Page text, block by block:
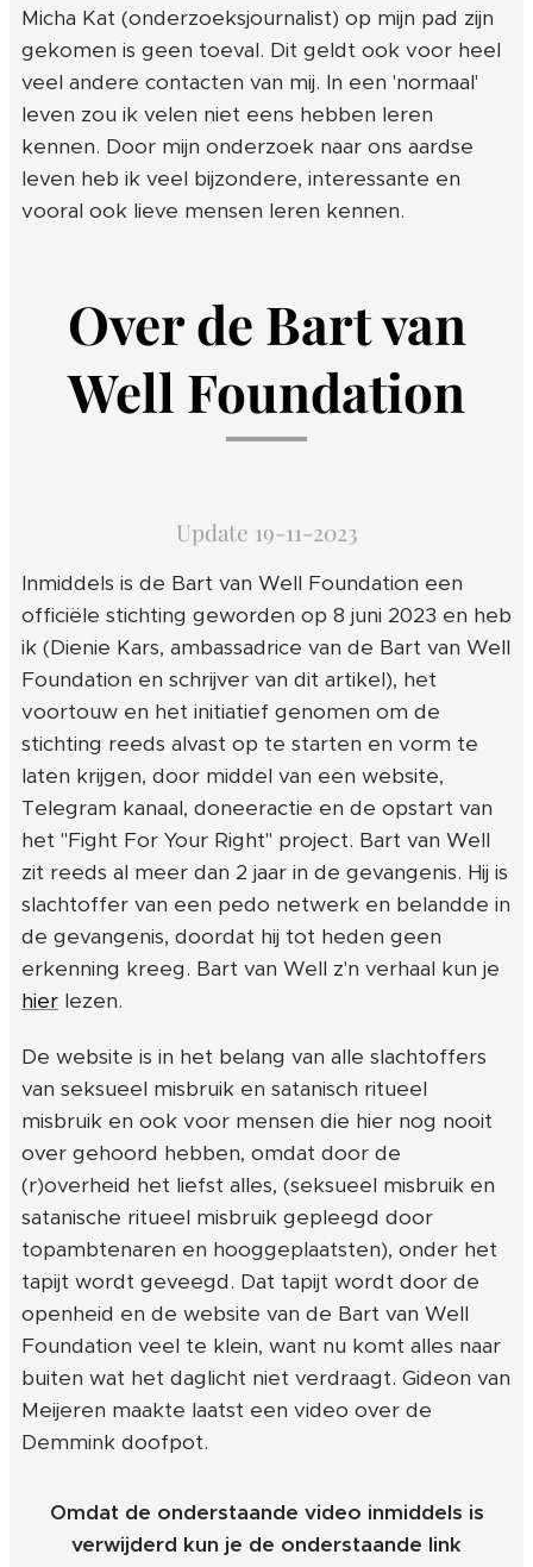
Micha Kat (onderzoeksjournalist) op mijn pad zijn
gekomen is geen toeval. Dit geldt ook voor heel
veel andere contacten van mij. In een 'normaal'
leven zou ik velen niet eens hebben leren
kennen. Door mijn onderzoek naar ons aardse
leven heb ik veel bijzondere, interessante en
vooral ook lieve mensen leren kennen.
Over de Bart van
Well Foundation
Update 19-11-2023
Inmiddels is de Bart van Well Foundation een
officiële stichting geworden op 8 juni 2023 en heb
ik (Dienie Kars, ambassadrice van de Bart van Well
Foundation en schrijver van dit artikel), het
voortouw en het initiatief genomen om de
stichting reeds alvast op te starten en vorm te
laten krijgen, door middel van een website,
Telegram kanaal, doneeractie en de opstart van
het "Fight For Your Right" project. Bart van Well
zit reeds al meer dan 2 jaar in de gevangenis. Hij is
slachtoffer van een pedo netwerk en belandde in
de gevangenis, doordat hij tot heden geen
erkenning kreeg. Bart van Well z'n verhaal kun je
hier lezen.
De website is in het belang van alle slachtoffers
van seksueel misbruik en satanisch ritueel
misbruik en ook voor mensen die hier nog nooit
over gehoord hebben, omdat door de
(r)overheid het liefst alles, (seksueel misbruik en
satanische ritueel misbruik gepleegd door
topambtenaren en hooggeplaatsten), onder het
tapijt wordt geveegd. Dat tapijt wordt door de
openheid en de website van de Bart van Well
Foundation veel te klein, want nu komt alles naar
buiten wat het daglicht niet verdraagt. Gideon van
Meijeren maakte laatst een video over de
Demmink doofpot.
Omdat de onderstaande video inmiddels is
verwijderd kun je de onderstaande link